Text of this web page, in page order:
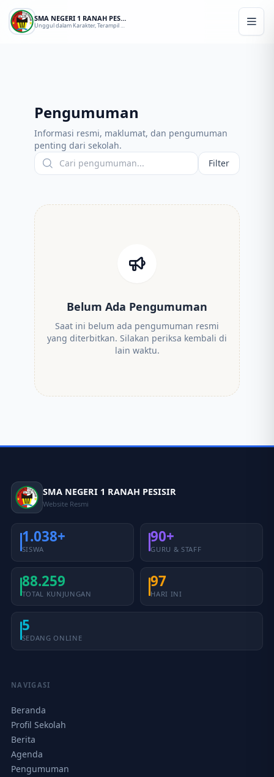
SMA NEGERI 1 RANAH PESISIR
Unggul dalam Karakter, Terampil dalam Berkarya
Pengumuman
Informasi resmi, maklumat, dan pengumuman
penting dari sekolah.
Filter
Belum Ada Pengumuman
Saat ini belum ada pengumuman resmi
yang diterbitkan. Silakan periksa kembali di
lain waktu.
SMA NEGERI 1 RANAH PESISIR
Website Resmi
1.038+
SISWA
90+
GURU & STAFF
88.259
TOTAL KUNJUNGAN
97
HARI INI
5
SEDANG ONLINE
NAVIGASI
Beranda
Profil Sekolah
Berita
Agenda
Pengumuman